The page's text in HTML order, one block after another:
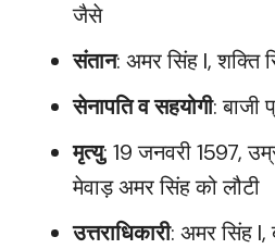
जैसे
संतान: अमर सिंह I, शक्ति
सेनापति व सहयोगी: बाजी
मृत्यु: 19 जनवरी 1597,
मेवाड़ अमर सिंह को लौटी
उत्तराधिकारी: अमर सिंह I,